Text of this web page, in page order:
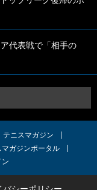
代表戦で「相手の
テニスマガジン
ガジンポータル